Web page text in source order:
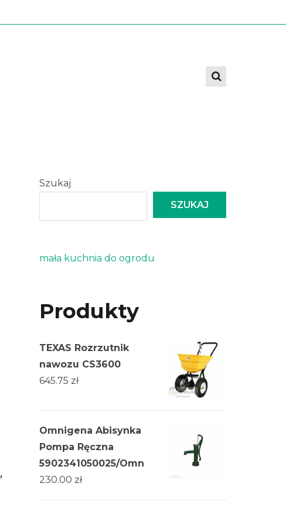
,
Szukaj
SZUKAJ
mała kuchnia do ogrodu
Produkty
TEXAS Rozrzutnik
nawozu CS3600
645.75 zł
Omnigena Abisynka
Pompa Ręczna
5902341050025/Omn
230.00 zł